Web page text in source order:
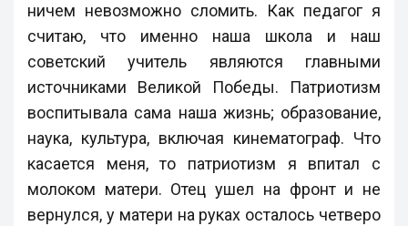
ничем невозможно сломить. Как педагог я
считаю, что именно наша школа и наш
советский учитель являются главными
источниками Великой Победы. Патриотизм
воспитывала сама наша жизнь; образование,
наука, культура, включая кинематограф. Что
касается меня, то патриотизм я впитал с
молоком матери. Отец ушел на фронт и не
вернулся, у матери на руках осталось четверо